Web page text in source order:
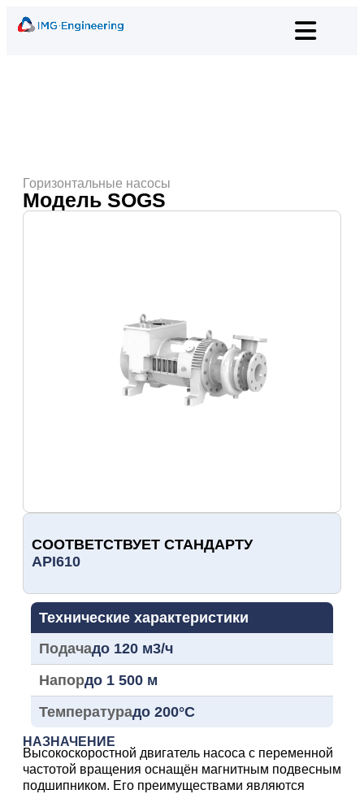
НАЗНАЧЕНИЕ
Высокоскоростной двигатель насоса с переменной
частотой вращения оснащён магнитным подвесным
подшипником. Его преимуществами являются
Горизонтальные насосы
Модель SOGS
СООТВЕТСТВУЕТ СТАНДАРТУ
API610
Технические характеристики
Подачадо 120 м3/ч
Напордо 1 500 м
Температурадо 200°C